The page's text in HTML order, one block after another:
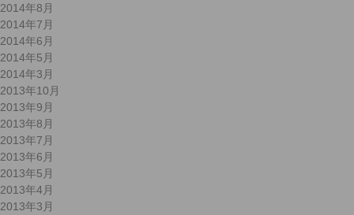
2014年8月
2014年7月
2014年6月
2014年5月
2014年3月
2013年10月
2013年9月
2013年8月
2013年7月
2013年6月
2013年5月
2013年4月
2013年3月